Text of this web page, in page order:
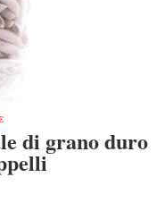
di grano duro